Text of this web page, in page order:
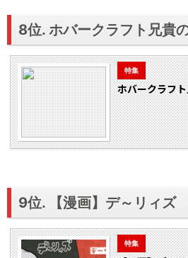
8位. ホバークラフト兄貴
特集
ホバークラフ
9位. 【漫画】デ～リィズ
特集